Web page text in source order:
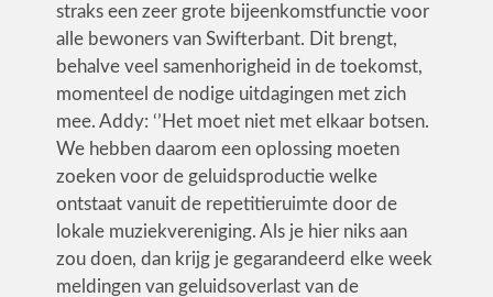
straks een zeer grote bijeenkomstfunctie voor
alle bewoners van Swifterbant. Dit brengt,
behalve veel samenhorigheid in de toekomst,
momenteel de nodige uitdagingen met zich
mee. Addy: ‘’Het moet niet met elkaar botsen.
We hebben daarom een oplossing moeten
zoeken voor de geluidsproductie welke
ontstaat vanuit de repetitieruimte door de
lokale muziekvereniging. Als je hier niks aan
zou doen, dan krijg je gegarandeerd elke week
meldingen van geluidsoverlast van de